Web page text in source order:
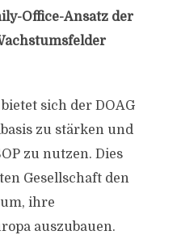
Office-Ansatz der
sich der DOAG
zu stärken und
zu nutzen. Dies
Gesellschaft den
ihre
auszubauen.